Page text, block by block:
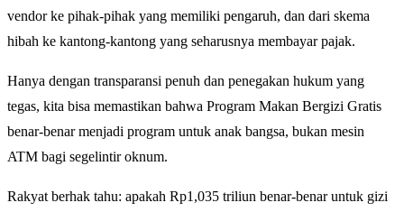
vendor ke pihak-pihak yang memiliki pengaruh, dan dari skema
hibah ke kantong-kantong yang seharusnya membayar pajak.
Hanya dengan transparansi penuh dan penegakan hukum yang
tegas, kita bisa memastikan bahwa Program Makan Bergizi Gratis
benar-benar menjadi program untuk anak bangsa, bukan mesin
ATM bagi segelintir oknum.
Rakyat berhak tahu: apakah Rp1,035 triliun benar-benar untuk gizi